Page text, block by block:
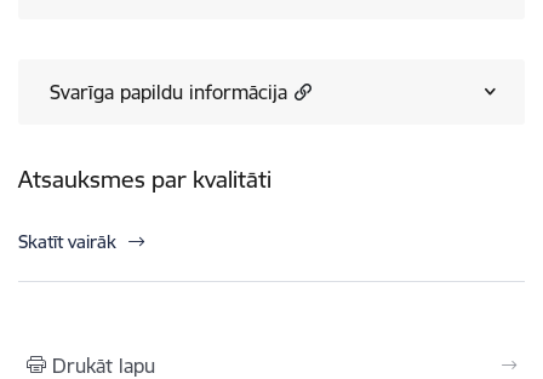
Svarīga papildu informācija
Atsauksmes par kvalitāti
Skatīt vairāk
Drukāt lapu